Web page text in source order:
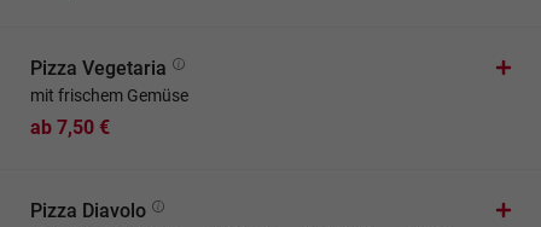
Pizza Vegetaria
mit frischem Gemüse
ab 7,50 €
Pizza Diavolo